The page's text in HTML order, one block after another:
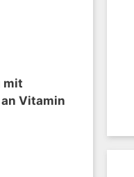
mit
Vitamin